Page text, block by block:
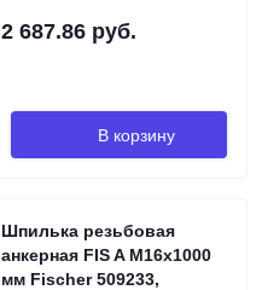
2 687.86 руб.
В корзину
Шпилька резьбовая
анкерная FIS A M16х1000
мм Fischer 509233,